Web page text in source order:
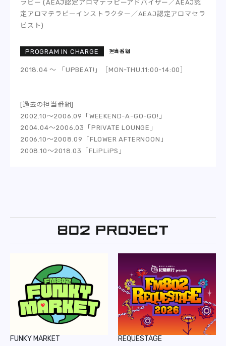
ラピー (AEAJ認定アロマテラピーアドバイザー／AEAJ認
定アロマテラピーインストラクター／AEAJ認定アロマセラ
ピスト)
担当番組
2018.04 ～ 「UPBEAT!」［MON-THU.11:00-14:00］
[過去の担当番組]
2002.10〜2006.09「WEEKEND-A-GO-GO!」
2004.04〜2006.03「PRIVATE LOUNGE」
2006.10〜2008.09「FLOWER AFTERNOON」
2008.10〜2018.03「FLiPLiPS」
FUNKY MARKET REQUESTAGE